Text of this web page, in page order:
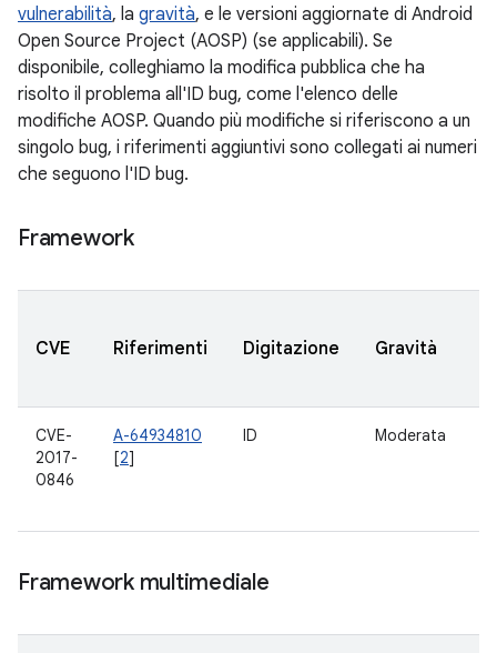
vulnerabilità, la gravità, e le versioni aggiornate di Android
Open Source Project (AOSP) (se applicabili). Se
disponibile, colleghiamo la modifica pubblica che ha
risolto il problema all'ID bug, come l'elenco delle
modifiche AOSP. Quando più modifiche si riferiscono a un
singolo bug, i riferimenti aggiuntivi sono collegati ai numeri
che seguono l'ID bug.
Framework
CVE Riferimenti Digitazione Gravità
CVE-
2017-
0846
A-64934810
[2]
ID Moderata
Framework multimediale